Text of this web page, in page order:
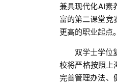
兼具现代化AI素
富的第二课堂竞
更高的职业起点。
双学士学位
校将严格按照上
完善管理办法、